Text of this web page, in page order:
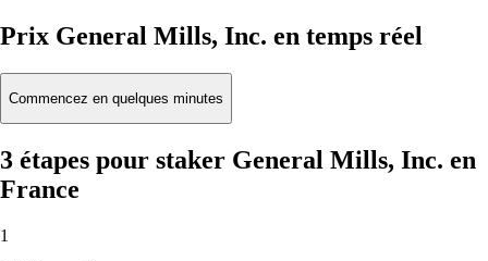
Prix General Mills, Inc. en temps réel
Commencez en quelques minutes
3 étapes pour staker General Mills, Inc. en
France
1